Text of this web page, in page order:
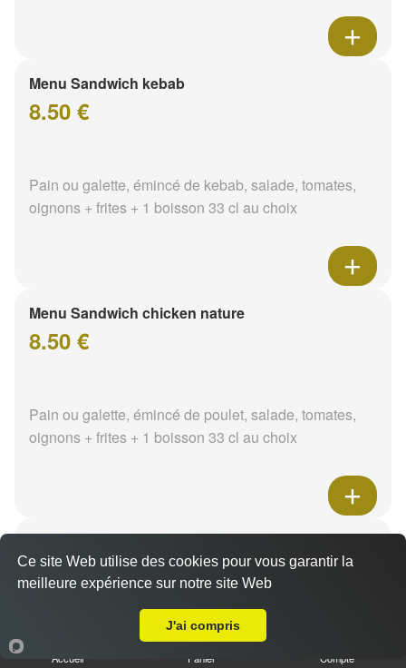
Menu Sandwich kebab
8.50 €
Pain ou galette, émincé de kebab, salade, tomates,
oignons + frites + 1 boisson 33 cl au choix
Menu Sandwich chicken nature
8.50 €
Pain ou galette, émincé de poulet, salade, tomates,
oignons + frites + 1 boisson 33 cl au choix
8.50 €
Pain ou galette, poulet tikka, salade, tomates, oignons
Accueil Panier Compte
Ce site Web utilise des cookies pour vous garantir la
meilleure expérience sur notre site Web
J'ai compris